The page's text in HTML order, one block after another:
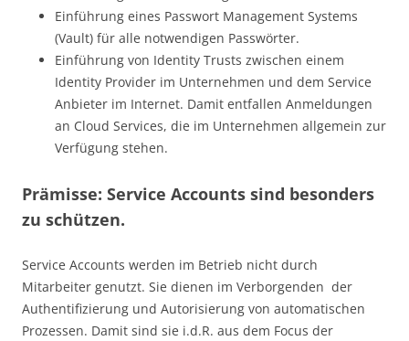
Einführung eines Passwort Management Systems
(Vault) für alle notwendigen Passwörter.
Einführung von Identity Trusts zwischen einem
Identity Provider im Unternehmen und dem Service
Anbieter im Internet. Damit entfallen Anmeldungen
an Cloud Services, die im Unternehmen allgemein zur
Verfügung stehen.
Prämisse: Service Accounts sind besonders
zu schützen.
Service Accounts werden im Betrieb nicht durch
Mitarbeiter genutzt. Sie dienen im Verborgenden der
Authentifizierung und Autorisierung von automatischen
Prozessen. Damit sind sie i.d.R. aus dem Focus der